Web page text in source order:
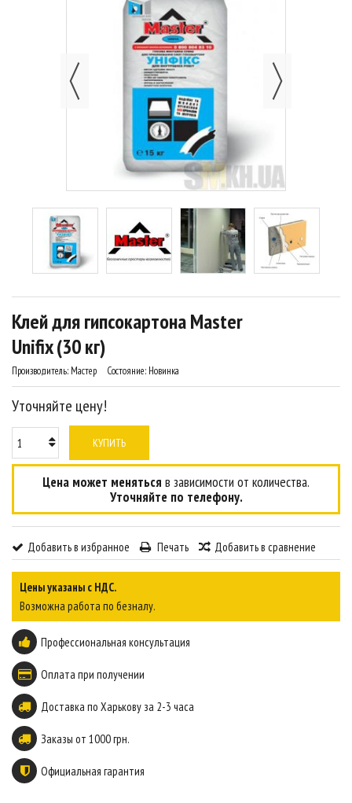
Клей для гипсокартона Master
Unifix (30 кг)
Производитель: Мастер Состояние: Новинка
Уточняйте цену!
КУПИТЬ
Цена может меняться в зависимости от количества.
Уточняйте по телефону.
Добавить в избранное Печать Добавить в сравнение
Цены указаны с НДС.
Возможна работа по безналу.
Профессиональная консультация
Оплата при получении
Доставка по Харькову за 2-3 часа
Заказы от 1000 грн.
Официальная гарантия